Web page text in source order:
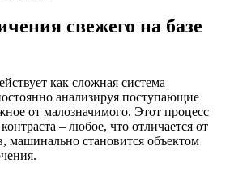
свежего на базе
как сложная система
анализируя поступающие
от малозначимого. Этот процесс
– любое, что отличается от
машинально становится объектом